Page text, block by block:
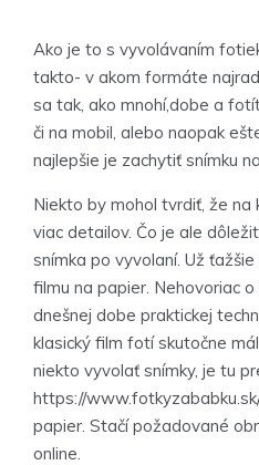
Ako je to s vyvolávaním
takto- v akom formáte
sa tak, ako mnohí,dobe a
či na mobil, alebo naopak
najlepšie je zachytiť snímku
Niekto by mohol tvrdiť, že
viac detailov. Čo je ale
snímka po vyvolaní. Už
filmu na papier. Nehovoriac
dnešnej dobe praktickej
klasický film fotí skutočne
niekto vyvolať snímky, je tu
https://
papier. Stačí požadované
online.